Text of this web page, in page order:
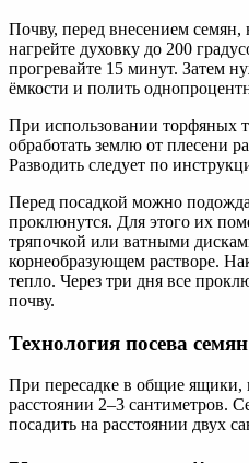
Почву, перед внесением семян,
нагрейте духовку до 200
прогревайте 15 минут. Затем
ёмкости и полить
При использовании торфяных
обработать землю от плесени
Разводить следует по
Перед посадкой можно
проклюнутся. Для этого их
тряпочкой или ватными
корнеобразующем растворе.
тепло. Через три дня все
почву.
Технология посева
При пересадке в общие ящики,
расстоянии 2–3 сантиметров.
посадить на расстоянии двух